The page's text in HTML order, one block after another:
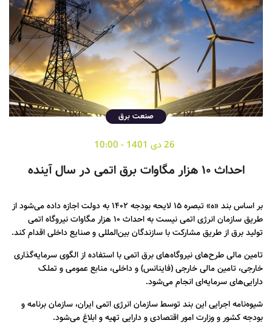
صنعت برق
26 دی 1401 - 10:00
احداث ۱۰ هزار مگاوات برق اتمی در سال آینده
بر اساس بند «ه» تبصره ۱۵ لایحه بودجه ۱۴۰۲ به دولت اجازه داده می‌شود از
طریق سازمان انرژی اتمی نیست به احداث ۱۰ هزار مگاوات نیروگاه اتمی
تولید برق از طریق مشارکت با سازندگان بین‌المللی و صنایع داخلی اقدام کند.
تامین مالی طرح‌های نیروگاه‌های برق اتمی با استفاده از الگوی سرمایه‌گذاری
خارجی، تامین مالی خارجی (فاینانس) و داخلی، منابع عمومی و تملک
دارایی‌های سرمایه‌ای انجام می‌شود.
شیوه‌نامه اجرایی این بند توسط سازمان انرژی اتمی ایران، سازمان برنامه و
بودجه کشور و وزارت امور اقتصادی و دارایی تهیه و ابلاغ می‌شود.